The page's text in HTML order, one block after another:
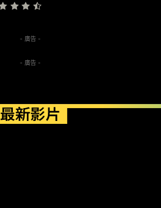
- 廣告 -
- 廣告 -
最新影片